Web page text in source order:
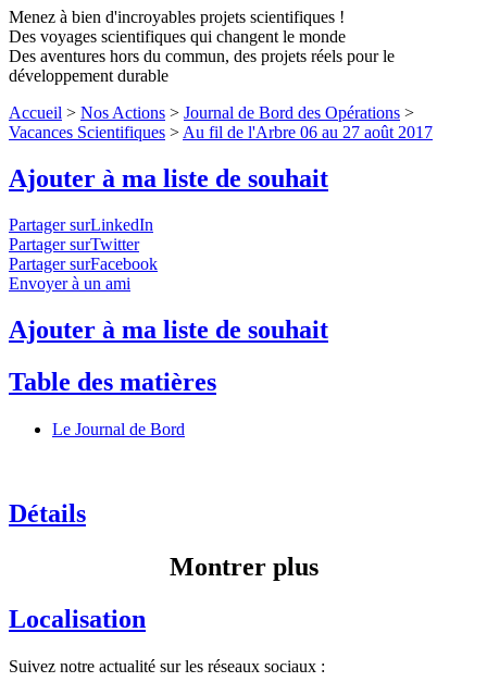
Menez à bien d'incroyables projets scientifiques !
Des voyages scientifiques qui changent le monde
Des aventures hors du commun, des projets réels pour le
développement durable
Accueil > Nos Actions > Journal de Bord des Opérations >
Vacances Scientifiques > Au fil de l'Arbre 06 au 27 août 2017
Ajouter à ma liste de souhait
Partager surLinkedIn
Partager surTwitter
Partager surFacebook
Envoyer à un ami
Ajouter à ma liste de souhait
Table des matières
Le Journal de Bord
Détails
Montrer plus
Localisation
Suivez notre actualité sur les réseaux sociaux :